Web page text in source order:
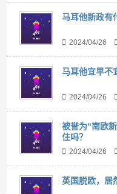
马耳他新政有
2024/04/26
马耳他宜早不
2024/04/26
被誉为“南欧
住吗？
2024/04/26
英国脱欧，居